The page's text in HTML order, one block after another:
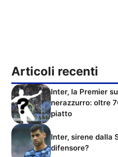
Articoli recenti
Inter, la Premier
nerazzurro: oltre
piatto
Inter, sirene dalla
difensore?